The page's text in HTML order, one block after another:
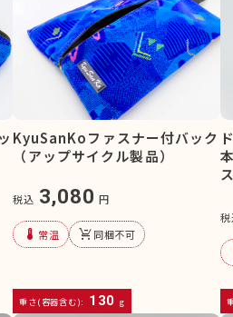
KyuSanKoファスナー付バック
（アップサイクル製品）
税込 3,080 円
device_thermostat 常温 remove_shopping_cart同梱不可
重さ(容器含む): 130 g
税